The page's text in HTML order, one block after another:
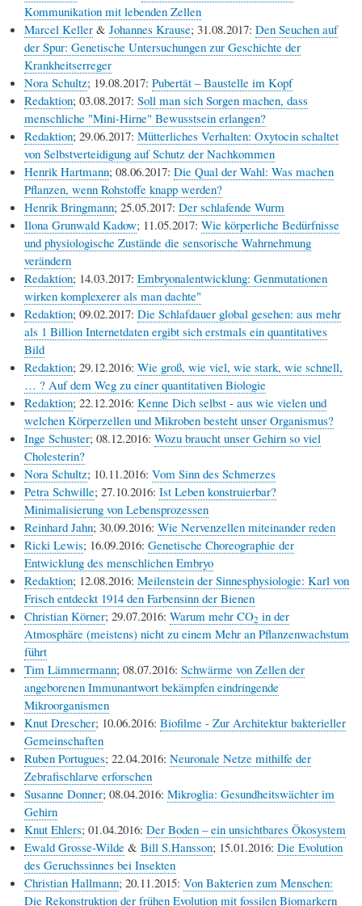
Kommunikation mit lebenden Zellen
Marcel Keller & Johannes Krause; 31.08.2017: Den Seuchen auf
der Spur: Genetische Untersuchungen zur Geschichte der
Krankheitserreger
Nora Schultz; 19.08.2017: Pubertät – Baustelle im Kopf
Redaktion; 03.08.2017: Soll man sich Sorgen machen, dass
menschliche "Mini-Hirne" Bewusstsein erlangen?
Redaktion; 29.06.2017: Mütterliches Verhalten: Oxytocin schaltet
von Selbstverteidigung auf Schutz der Nachkommen
Henrik Hartmann; 08.06.2017: Die Qual der Wahl: Was machen
Pflanzen, wenn Rohstoffe knapp werden?
Henrik Bringmann; 25.05.2017: Der schlafende Wurm
Ilona Grunwald Kadow; 11.05.2017: Wie körperliche Bedürfnisse
und physiologische Zustände die sensorische Wahrnehmung
verändern
Redaktion; 14.03.2017: Embryonalentwicklung: Genmutationen
wirken komplexerer als man dachte"
Redaktion; 09.02.2017: Die Schlafdauer global gesehen: aus mehr
als 1 Billion Internetdaten ergibt sich erstmals ein quantitatives
Bild
Redaktion; 29.12.2016: Wie groß, wie viel, wie stark, wie schnell,
… ? Auf dem Weg zu einer quantitativen Biologie
Redaktion; 22.12.2016: Kenne Dich selbst - aus wie vielen und
welchen Körperzellen und Mikroben besteht unser Organismus?
Inge Schuster; 08.12.2016: Wozu braucht unser Gehirn so viel
Cholesterin?
Nora Schultz; 10.11.2016: Vom Sinn des Schmerzes
Petra Schwille; 27.10.2016: Ist Leben konstruierbar?
Minimalisierung von Lebensprozessen
Reinhard Jahn; 30.09.2016: Wie Nervenzellen miteinander reden
Ricki Lewis; 16.09.2016: Genetische Choreographie der
Entwicklung des menschlichen Embryo
Redaktion; 12.08.2016: Meilenstein der Sinnesphysiologie: Karl von
Frisch entdeckt 1914 den Farbensinn der Bienen
Christian Körner; 29.07.2016: Warum mehr CO2 in der
Atmosphäre (meistens) nicht zu einem Mehr an Pflanzenwachstum
führt
Tim Lämmermann; 08.07.2016: Schwärme von Zellen der
angeborenen Immunantwort bekämpfen eindringende
Mikroorganismen
Knut Drescher; 10.06.2016: Biofilme - Zur Architektur bakterieller
Gemeinschaften
Ruben Portugues; 22.04.2016: Neuronale Netze mithilfe der
Zebrafischlarve erforschen
Susanne Donner; 08.04.2016: Mikroglia: Gesundheitswächter im
Gehirn
Knut Ehlers; 01.04.2016: Der Boden – ein unsichtbares Ökosystem
Ewald Grosse-Wilde & Bill S.Hansson; 15.01.2016: Die Evolution
des Geruchssinnes bei Insekten
Christian Hallmann; 20.11.2015: Von Bakterien zum Menschen:
Die Rekonstruktion der frühen Evolution mit fossilen Biomarkern